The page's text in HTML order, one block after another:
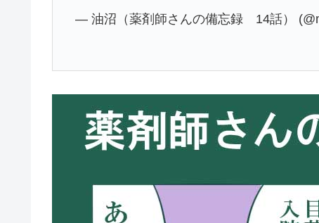
— 油沼（薬剤師さんの備忘録 14話）